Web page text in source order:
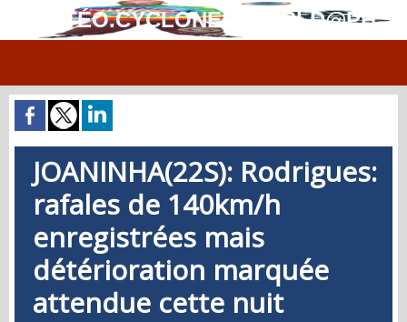
MÉTÉO.CYCLONES.WORLD@PH
JOANINHA(22S): Rodrigues:
rafales de 140km/h
enregistrées mais
détérioration marquée
attendue cette nuit